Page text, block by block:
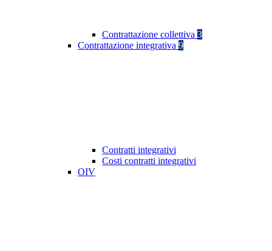
Contrattazione collettiva 3
Contrattazione integrativa 9
Contratti integrativi
Costi contratti integrativi
OIV